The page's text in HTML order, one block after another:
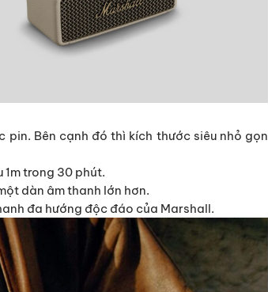
Bên cạnh đó thì kích thước siêu nhỏ gọn
trong 30 phút.
dàn âm thanh lớn hơn.
đa hướng độc đáo của Marshall.